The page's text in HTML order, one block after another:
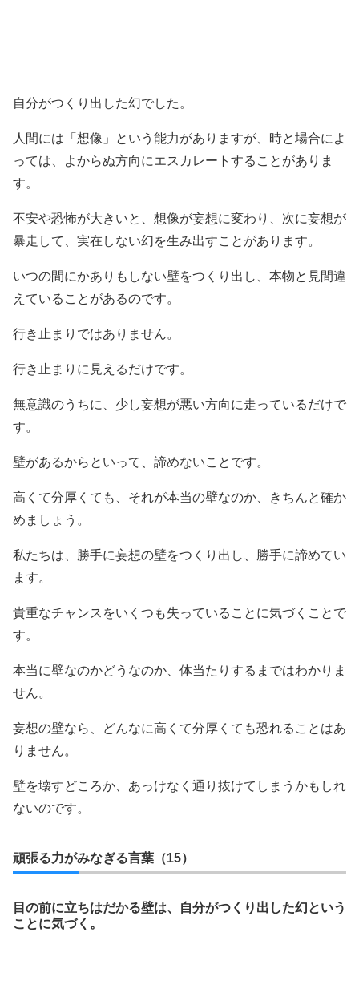
自分がつくり出した幻でした。
人間には「想像」という能力がありますが、時と場合によ
っては、よからぬ方向にエスカレートすることがありま
す。
不安や恐怖が大きいと、想像が妄想に変わり、次に妄想が
暴走して、実在しない幻を生み出すことがあります。
いつの間にかありもしない壁をつくり出し、本物と見間違
えていることがあるのです。
行き止まりではありません。
行き止まりに見えるだけです。
無意識のうちに、少し妄想が悪い方向に走っているだけで
す。
壁があるからといって、諦めないことです。
高くて分厚くても、それが本当の壁なのか、きちんと確か
めましょう。
私たちは、勝手に妄想の壁をつくり出し、勝手に諦めてい
ます。
貴重なチャンスをいくつも失っていることに気づくことで
す。
本当に壁なのかどうなのか、体当たりするまではわかりま
せん。
妄想の壁なら、どんなに高くて分厚くても恐れることはあ
りません。
壁を壊すどころか、あっけなく通り抜けてしまうかもしれ
ないのです。
頑張る力がみなぎる言葉（15）
目の前に立ちはだかる壁は、自分がつくり出した幻という
ことに気づく。